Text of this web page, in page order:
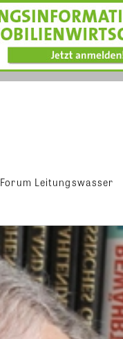
Forum Leitungswasser